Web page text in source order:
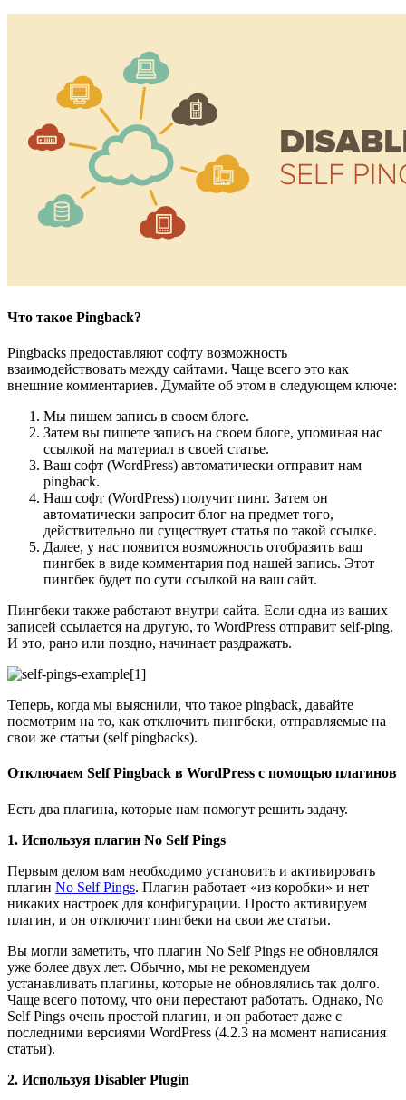
Что такое Pingback?
Pingbacks предоставляют софту возможность
взаимодействовать между сайтами. Чаще всего это как
внешние комментариев. Думайте об этом в следующем ключе:
Мы пишем запись в своем блоге.
Затем вы пишете запись на своем блоге, упоминая нас
ссылкой на материал в своей статье.
Ваш софт (WordPress) автоматически отправит нам
pingback.
Наш софт (WordPress) получит пинг. Затем он
автоматически запросит блог на предмет того,
действительно ли существует статья по такой ссылке.
Далее, у нас появится возможность отобразить ваш
пингбек в виде комментария под нашей запись. Этот
пингбек будет по сути ссылкой на ваш сайт.
Пингбеки также работают внутри сайта. Если одна из ваших
записей ссылается на другую, то WordPress отправит self-ping.
И это, рано или поздно, начинает раздражать.
Теперь, когда мы выяснили, что такое pingback, давайте
посмотрим на то, как отключить пингбеки, отправляемые на
свои же статьи (self pingbacks).
Отключаем Self Pingback в WordPress с помощью плагинов
Есть два плагина, которые нам помогут решить задачу.
1. Используя плагин No Self Pings
Первым делом вам необходимо установить и активировать
плагин No Self Pings. Плагин работает «из коробки» и нет
никаких настроек для конфигурации. Просто активируем
плагин, и он отключит пингбеки на свои же статьи.
Вы могли заметить, что плагин No Self Pings не обновлялся
уже более двух лет. Обычно, мы не рекомендуем
устанавливать плагины, которые не обновлялись так долго.
Чаще всего потому, что они перестают работать. Однако, No
Self Pings очень простой плагин, и он работает даже с
последними версиями WordPress (4.2.3 на момент написания
статьи).
2. Используя Disabler Plugin